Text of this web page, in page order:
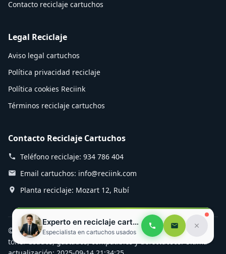
Experto en reciclaje cartuchos
Especialista en cartuchos usados
Contacto reciclaje cartuchos
Legal Reciclaje
Aviso legal cartuchos
Política privacidad reciclaje
Política cookies Reciink
Términos reciclaje cartuchos
Contacto Reciclaje Cartuchos
Teléfono reciclaje: 934 786 404
Email cartuchos: info@reciink.com
Planta reciclaje: Mozart 12, Rubí
© 2025 Reciink - Especialistas en reciclaje de cartuchos de
tóner usados, gastados, compatibles y defectuosos. Última